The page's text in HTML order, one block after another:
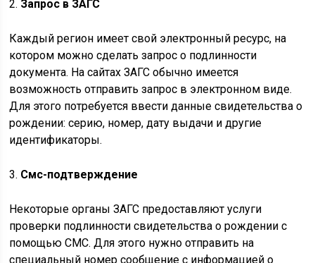
2. Запрос в ЗАГС
Каждый регион имеет свой электронный ресурс, на
котором можно сделать запрос о подлинности
документа. На сайтах ЗАГС обычно имеется
возможность отправить запрос в электронном виде.
Для этого потребуется ввести данные свидетельства о
рождении: серию, номер, дату выдачи и другие
идентификаторы.
3. Смс-подтверждение
Некоторые органы ЗАГС предоставляют услуги
проверки подлинности свидетельства о рождении с
помощью СМС. Для этого нужно отправить на
специальный номер сообщение с информацией о